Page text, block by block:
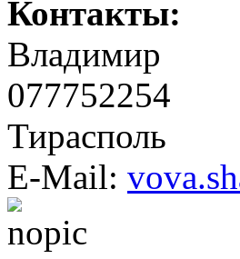
Контакты:
Владимир
077752254
Тирасполь
E-Mail: